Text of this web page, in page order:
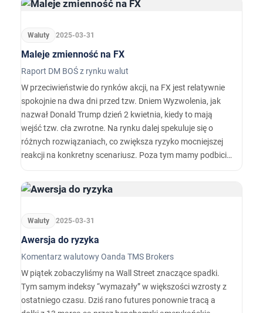
Waluty 2025-03-31
Maleje zmienność na FX
Raport DM BOŚ z rynku walut
W przeciwieństwie do rynków akcji, na FX jest relatywnie
spokojnie na dwa dni przed tzw. Dniem Wyzwolenia, jak
nazwał Donald Trump dzień 2 kwietnia, kiedy to mają
wejść tzw. cła zwrotne. Na rynku dalej spekuluje się o
różnych rozwiązaniach, co zwiększa ryzyko mocniejszej
reakcji na konkretny scenariusz. Poza tym mamy podbicie
Iranu, choć pytanie czy brać je na poważnie.
Waluty 2025-03-31
Awersja do ryzyka
Komentarz walutowy Oanda TMS Brokers
W piątek zobaczyliśmy na Wall Street znaczące spadki.
Tym samym indeksy “wymazały” w większości wzrosty z
ostatniego czasu. Dziś rano futures ponownie tracą a